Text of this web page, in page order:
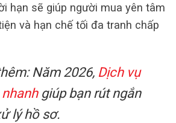
hạn sẽ giúp người mua yên tâm
và hạn chế tối đa tranh chấp
Năm 2026, Dịch vụ
giúp bạn rút ngắn
lý hồ sơ.